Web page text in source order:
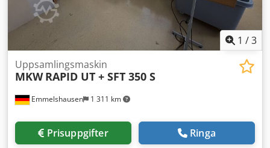
Elanslutning: 230V Vikt: 490 kg Maskinen inkluderar:
leverans, PJ-77R joggningsmaskin, verktyg, extra
komponenter och dokumentation.
1 /3
Emmelshausen 1 311 km
Uppsamlingsmaskin
MKW RAPID UT + SFT 350 S
Prisuppgifter Ringa